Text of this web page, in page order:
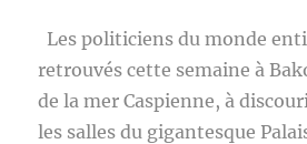
Les politiciens du monde
retrouvés cette semaine à
de la mer Caspienne, à
les salles du gigantesque